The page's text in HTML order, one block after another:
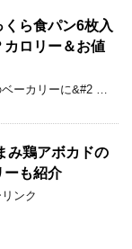
ら食パン6枚入
ロリー＆お値
ーカリーに&#2 …
み鶏アボカドの
ーも紹介
ンク